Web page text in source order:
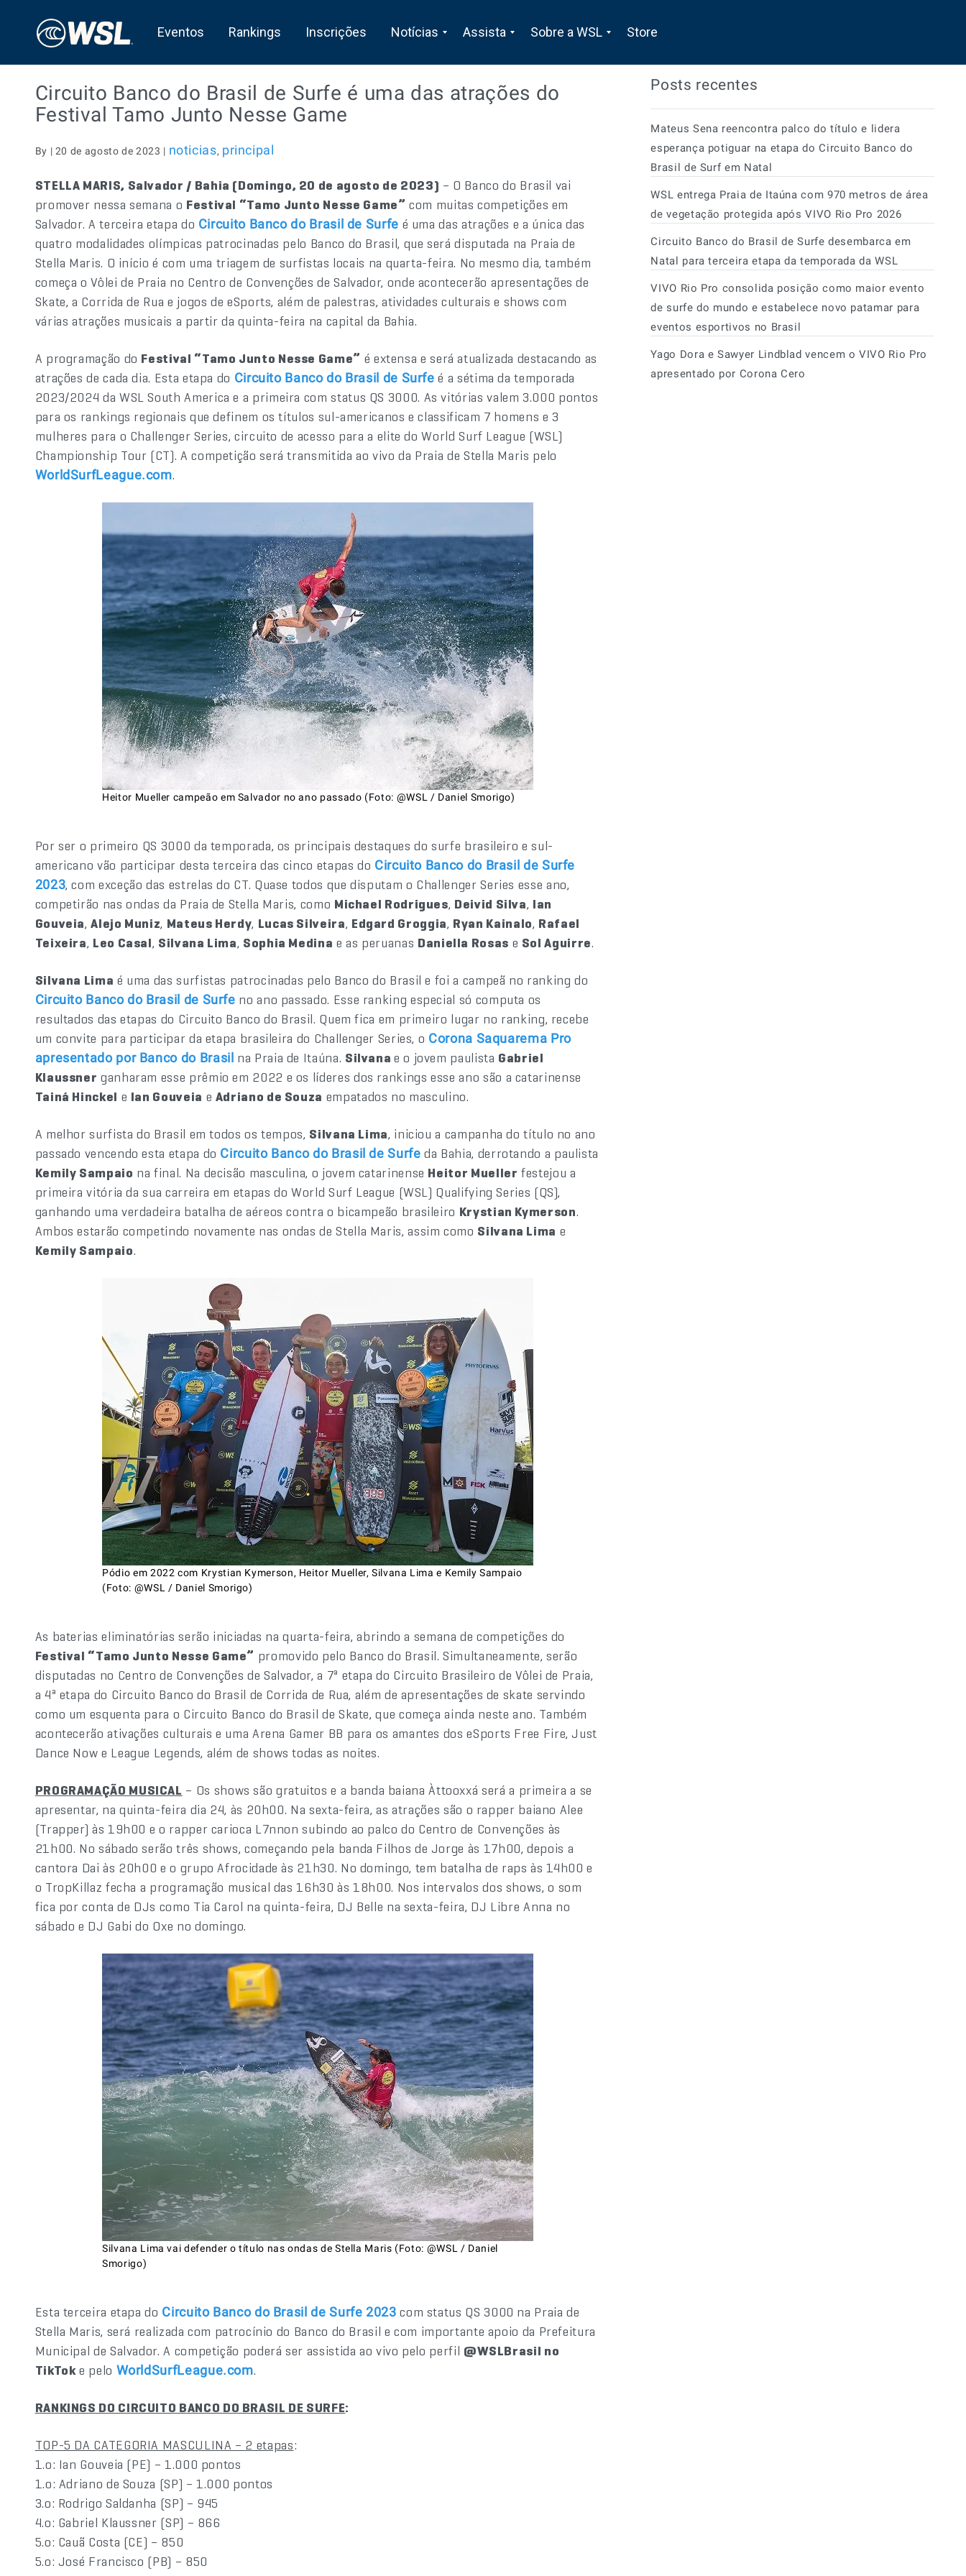
Eventos Rankings Inscrições Notícias Assista Sobre a WSL Store
Circuito Banco do Brasil de Surfe é uma das atrações do
Festival Tamo Junto Nesse Game
By | 20 de agosto de 2023 | noticias, principal
STELLA MARIS, Salvador / Bahia (Domingo, 20 de agosto de 2023) – O Banco do Brasil vai
promover nessa semana o Festival “Tamo Junto Nesse Game” com muitas competições em
Salvador. A terceira etapa do Circuito Banco do Brasil de Surfe é uma das atrações e a única das
quatro modalidades olímpicas patrocinadas pelo Banco do Brasil, que será disputada na Praia de
Stella Maris. O início é com uma triagem de surfistas locais na quarta-feira. No mesmo dia, também
começa o Vôlei de Praia no Centro de Convenções de Salvador, onde acontecerão apresentações de
Skate, a Corrida de Rua e jogos de eSports, além de palestras, atividades culturais e shows com
várias atrações musicais a partir da quinta-feira na capital da Bahia.
A programação do Festival “Tamo Junto Nesse Game” é extensa e será atualizada destacando as
atrações de cada dia. Esta etapa do Circuito Banco do Brasil de Surfe é a sétima da temporada
2023/2024 da WSL South America e a primeira com status QS 3000. As vitórias valem 3.000 pontos
para os rankings regionais que definem os títulos sul-americanos e classificam 7 homens e 3
mulheres para o Challenger Series, circuito de acesso para a elite do World Surf League (WSL)
Championship Tour (CT). A competição será transmitida ao vivo da Praia de Stella Maris pelo
WorldSurfLeague.com.
Heitor Mueller campeão em Salvador no ano passado (Foto: @WSL / Daniel Smorigo)
Por ser o primeiro QS 3000 da temporada, os principais destaques do surfe brasileiro e sul-
americano vão participar desta terceira das cinco etapas do Circuito Banco do Brasil de Surfe
2023, com exceção das estrelas do CT. Quase todos que disputam o Challenger Series esse ano,
competirão nas ondas da Praia de Stella Maris, como Michael Rodrigues, Deivid Silva, Ian
Gouveia,Alejo Muniz, Mateus Herdy, Lucas Silveira, Edgard Groggia, Ryan Kainalo, Rafael
Teixeira, Leo Casal, Silvana Lima, Sophia Medina e as peruanas Daniella Rosas e Sol Aguirre.
Silvana Lima é uma das surfistas patrocinadas pelo Banco do Brasil e foi a campeã no ranking do
Circuito Banco do Brasil de Surfe no ano passado. Esse ranking especial só computa os
resultados das etapas do Circuito Banco do Brasil. Quem fica em primeiro lugar no ranking, recebe
um convite para participar da etapa brasileira do Challenger Series, o Corona Saquarema Pro
apresentado por Banco do Brasil na Praia de Itaúna. Silvanae o jovem paulista Gabriel
Klaussner ganharam esse prêmio em 2022 e os líderes dos rankings esse ano são a catarinense
Tainá Hinckel e Ian Gouveia e Adriano de Souza empatados no masculino.
A melhor surfista do Brasil em todos os tempos, Silvana Lima, iniciou a campanha do título no ano
passado vencendo esta etapa do Circuito Banco do Brasil de Surfe da Bahia, derrotando a paulista
Kemily Sampaio na final. Na decisão masculina, o jovem catarinense Heitor Mueller festejou a
primeira vitória da sua carreira em etapas do World Surf League (WSL) Qualifying Series (QS),
ganhando uma verdadeira batalha de aéreos contra o bicampeão brasileiro Krystian Kymerson.
Ambos estarão competindo novamente nas ondas de Stella Maris, assim como Silvana Lima e
Kemily Sampaio.
Pódio em 2022 com Krystian Kymerson, Heitor Mueller, Silvana Lima e Kemily Sampaio
(Foto: @WSL / Daniel Smorigo)
As baterias eliminatórias serão iniciadas na quarta-feira, abrindo a semana de competições do
Festival “Tamo Junto Nesse Game” promovido pelo Banco do Brasil. Simultaneamente, serão
disputadas no Centro de Convenções de Salvador, a 7ª etapa do Circuito Brasileiro de Vôlei de Praia,
a 4ª etapa do Circuito Banco do Brasil de Corrida de Rua, além de apresentações de skate servindo
como um esquenta para o Circuito Banco do Brasil de Skate, que começa ainda neste ano. Também
acontecerão ativações culturais e uma Arena Gamer BB para os amantes dos eSports Free Fire, Just
Dance Now e League Legends, além de shows todas as noites.
PROGRAMAÇÃO MUSICAL – Os shows são gratuitos e a banda baiana Àttooxxá será a primeira a se
apresentar, na quinta-feira dia 24, às 20h00. Na sexta-feira, as atrações são o rapper baiano Alee
(Trapper) às 19h00 e o rapper carioca L7nnon subindo ao palco do Centro de Convenções às
21h00. No sábado serão três shows, começando pela banda Filhos de Jorge às 17h00, depois a
cantora Dai às 20h00 e o grupo Afrocidade às 21h30. No domingo, tem batalha de raps às 14h00 e
o TropKillaz fecha a programação musical das 16h30 às 18h00. Nos intervalos dos shows, o som
fica por conta de DJs como Tia Carol na quinta-feira, DJ Belle na sexta-feira, DJ Libre Anna no
sábado e DJ Gabi do Oxe no domingo.
Silvana Lima vai defender o título nas ondas de Stella Maris (Foto: @WSL / Daniel
Smorigo)
Esta terceira etapa do Circuito Banco do Brasil de Surfe 2023 com status QS 3000 na Praia de
Stella Maris, será realizada com patrocínio do Banco do Brasil e com importante apoio da Prefeitura
Municipal de Salvador. A competição poderá ser assistida ao vivo pelo perfil @WSLBrasil no
TikToke pelo WorldSurfLeague.com.
RANKINGS DO CIRCUITO BANCO DO BRASIL DE SURFE:
TOP-5 DA CATEGORIA MASCULINA – 2 etapas:
1.o: Ian Gouveia (PE) – 1.000 pontos
1.o: Adriano de Souza (SP) – 1.000 pontos
3.o: Rodrigo Saldanha (SP) – 945
4.o: Gabriel Klaussner (SP) – 866
5.o: Cauã Costa (CE) – 850
5.o: José Francisco (PB) – 850
Posts recentes
Mateus Sena reencontra palco do título e lidera
esperança potiguar na etapa do Circuito Banco do
Brasil de Surf em Natal
WSL entrega Praia de Itaúna com 970 metros de área
de vegetação protegida após VIVO Rio Pro 2026
Circuito Banco do Brasil de Surfe desembarca em
Natal para terceira etapa da temporada da WSL
VIVO Rio Pro consolida posição como maior evento
de surfe do mundo e estabelece novo patamar para
eventos esportivos no Brasil
Yago Dora e Sawyer Lindblad vencem o VIVO Rio Pro
apresentado por Corona Cero